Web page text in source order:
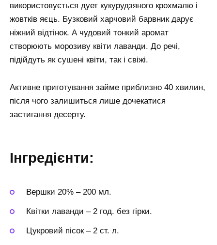
використовується дует кукурудзяного крохмалю і
жовтків яєць. Бузковий харчовий барвник дарує
ніжний відтінок. А чудовий тонкий аромат
створюють морозиву квіти лаванди. До речі,
підійдуть як сушені квіти, так і свіжі.
Активне приготування займе приблизно 40 хвилин,
після чого залишиться лише дочекатися
застигання десерту.
Інгредієнти:
Вершки 20% – 200 мл.
Квітки лаванди – 2 год. без гірки.
Цукровий пісок– 2 ст. л.